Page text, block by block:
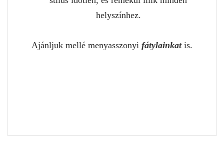
helyszínhez.
Ajánljuk mellé menyasszonyi fátylainkat is.